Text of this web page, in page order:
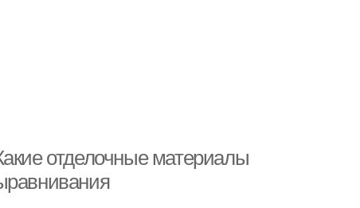
отделочные материалы